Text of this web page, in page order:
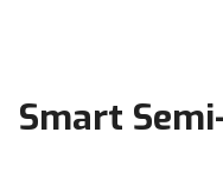
Smart